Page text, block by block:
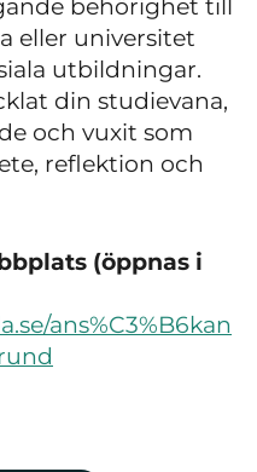
behörighet till
eller universitet
utbildningar.
din studievana,
och vuxit som
reflektion och
(öppnas i
ans%C3%B6kan